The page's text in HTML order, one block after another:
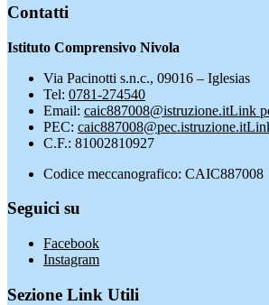
Contatti
Istituto Comprensivo Nivola
Via Pacinotti s.n.c., 09016 – Iglesias
Tel: 0781-274540
Email: caic887008@istruzione.itLink
PEC: caic887008@pec.istruzione.it
C.F.: 81002810927
Codice meccanografico: CAIC887008
Seguici su
Facebook
Instagram
Sezione Link Utili